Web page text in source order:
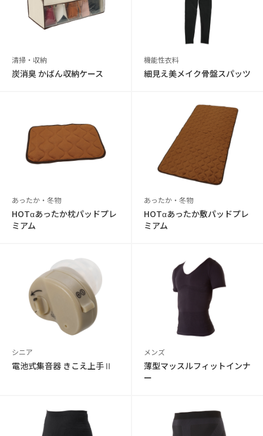
清掃・収納
炭消臭 かばん収納ケース
機能性衣料
細見え美メイク骨盤スパッツ
あったか・冬物
HOTαあったか枕パッドプレ
ミアム
あったか・冬物
HOTαあったか敷パッドプレ
ミアム
シニア
電池式集音器 きこえ上手Ⅱ
メンズ
薄型マッスルフィットインナ
ー